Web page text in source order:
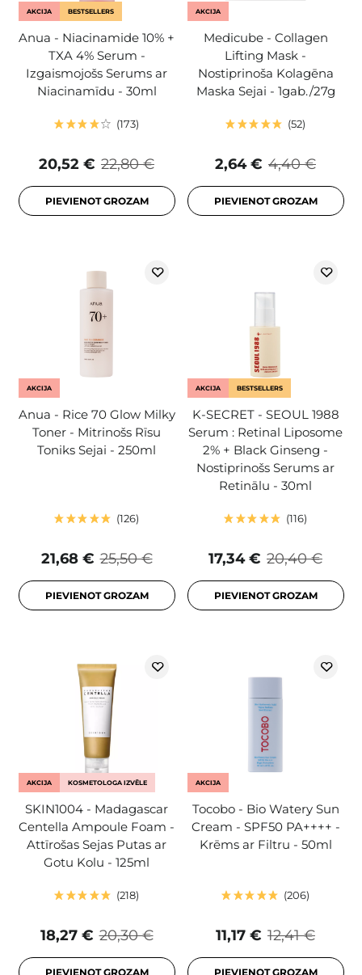
AKCIJA BESTSELLERS
Anua - Niacinamide 10% +
TXA 4% Serum -
Izgaismojošs Serums ar
Niacinamīdu - 30ml
173
22,80 €
20,52 €
PIEVIENOT GROZAM
AKCIJA
Medicube - Collagen
Lifting Mask -
Nostiprinoša Kolagēna
Maska Sejai - 1gab./27g
52
4,40 €
2,64 €
PIEVIENOT GROZAM
AKCIJA
Anua - Rice 70 Glow Milky
Toner - Mitrinošs Rīsu
Toniks Sejai - 250ml
126
25,50 €
21,68 €
PIEVIENOT GROZAM
AKCIJA BESTSELLERS
K-SECRET - SEOUL 1988
Serum : Retinal Liposome
2% + Black Ginseng -
Nostiprinošs Serums ar
Retinālu - 30ml
116
20,40 €
17,34 €
PIEVIENOT GROZAM
AKCIJA KOSMETOLOGA IZVĒLE
SKIN1004 - Madagascar
Centella Ampoule Foam -
Attīrošas Sejas Putas ar
Gotu Kolu - 125ml
218
20,30 €
18,27 €
PIEVIENOT GROZAM
AKCIJA
Tocobo - Bio Watery Sun
Cream - SPF50 PA++++ -
Krēms ar Filtru - 50ml
206
12,41 €
11,17 €
PIEVIENOT GROZAM